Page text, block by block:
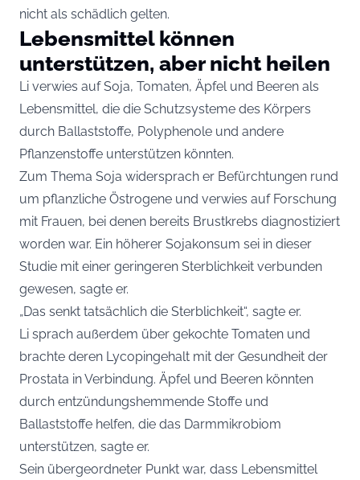
nicht als schädlich gelten.
Lebensmittel können
unterstützen, aber nicht heilen
Li verwies auf Soja, Tomaten, Äpfel und Beeren als
Lebensmittel, die die Schutzsysteme des Körpers
durch Ballaststoffe, Polyphenole und andere
Pflanzenstoffe unterstützen könnten.
Zum Thema Soja widersprach er Befürchtungen rund
um pflanzliche Östrogene und verwies auf Forschung
mit Frauen, bei denen bereits Brustkrebs diagnostiziert
worden war. Ein höherer Sojakonsum sei in dieser
Studie mit einer geringeren Sterblichkeit verbunden
gewesen, sagte er.
„Das senkt tatsächlich die Sterblichkeit“, sagte er.
Li sprach außerdem über gekochte Tomaten und
brachte deren Lycopingehalt mit der Gesundheit der
Prostata in Verbindung. Äpfel und Beeren könnten
durch entzündungshemmende Stoffe und
Ballaststoffe helfen, die das Darmmikrobiom
unterstützen, sagte er.
Sein übergeordneter Punkt war, dass Lebensmittel